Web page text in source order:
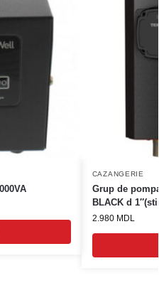
CAZANGERIE
Grup de
BLACK d
2.980 MDL